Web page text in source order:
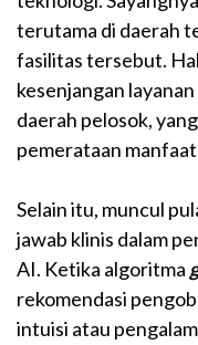
terutama di daerah
fasilitas tersebut.
kesenjangan
daerah pelosok,
pemerataan
Selain itu, muncul
jawab klinis dalam
AI. Ketika algoritma
rekomendasi
intuisi atau